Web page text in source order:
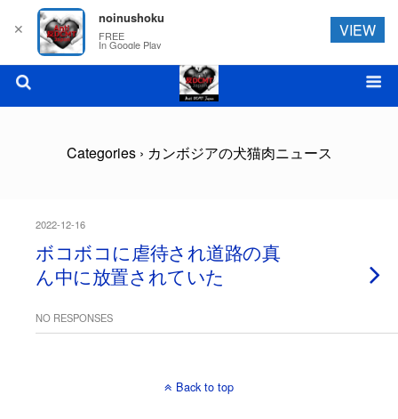
Categories › カンボジアの犬猫肉ニュース
2022-12-16
ボコボコに虐待され道路の真
ん中に放置されていた
NO RESPONSES
Back to top
✕
noinushoku
FREE
In Google Play
VIEW